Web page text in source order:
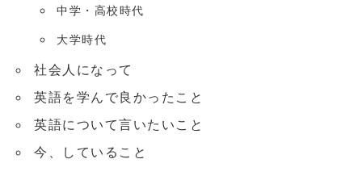
中学・高校時代
大学時代
社会人になって
英語を学んで良かったこと
英語について言いたいこと
今、していること